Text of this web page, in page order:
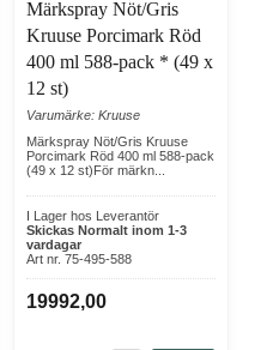
Märkspray Nöt/Gris
Kruuse Porcimark Röd
400 ml 588-pack * (49 x
12 st)
Varumärke: Kruuse
Märkspray Nöt/Gris Kruuse
Porcimark Röd 400 ml 588-pack
(49 x 12 st)För märkn...
I Lager hos Leverantör
Skickas Normalt inom 1-3
vardagar
Art nr. 75-495-588
19992,00